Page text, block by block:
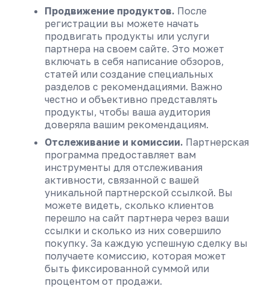
Продвижение продуктов. После
регистрации вы можете начать
продвигать продукты или услуги
партнера на своем сайте. Это может
включать в себя написание обзоров,
статей или создание специальных
разделов с рекомендациями. Важно
честно и объективно представлять
продукты, чтобы ваша аудитория
доверяла вашим рекомендациям.
Отслеживание и комиссии. Партнерская
программа предоставляет вам
инструменты для отслеживания
активности, связанной с вашей
уникальной партнерской ссылкой. Вы
можете видеть, сколько клиентов
перешло на сайт партнера через ваши
ссылки и сколько из них совершило
покупку. За каждую успешную сделку вы
получаете комиссию, которая может
быть фиксированной суммой или
процентом от продажи.